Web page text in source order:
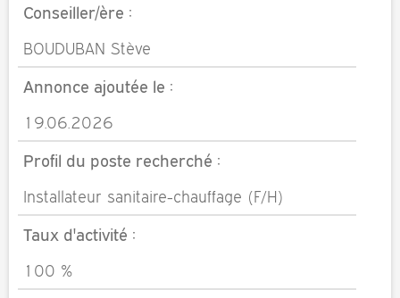
Conseiller/ère :
BOUDUBAN Stève
Annonce ajoutée le :
19.06.2026
Profil du poste recherché :
Installateur sanitaire-chauffage (F/H)
Taux d'activité :
100 %